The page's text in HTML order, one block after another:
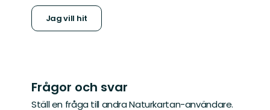
Jag vill hit
Frågor och svar
Ställ en fråga till andra Naturkartan-användare.